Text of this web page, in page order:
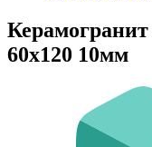
60x120 10мм